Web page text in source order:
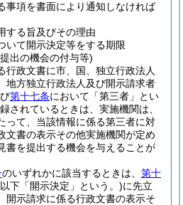
事項を書面により通知しなければ
する旨及びその理由
いて開示決定等をする期限
出の機会の付与等)
行政文書に市、国、独立行政法人
地方独立行政法人及び開示請求者
第十七条において「第三者」とい
されているときは、実施機関は、
って、当該情報に係る第三者に対
文書の表示その他実施機関が定め
書を提出する機会を与えることが
のいずれかに該当するときは、 第十
下「開示決定」という。)に先立
開示請求に係る行政文書の表示そ